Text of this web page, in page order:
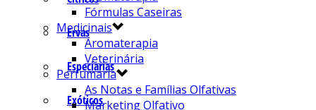
Ervas
Especiarias
Exóticos
Fórmulas Caseiras
Medicinais
Aromaterapia
Veterinária
Perfumaria
As Notas e Famílias Olfativas
Marketing Olfativo